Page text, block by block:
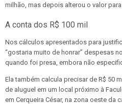
milhão, mas depois alterou o valor para
A conta dos R$ 100 mil
Nos cálculos apresentados para
“gostaria muito de honrar” despesas
quando foi presa, embora não
Ela também calcula precisar de R$ 50
de aluguel em um local próximo à
em Cerqueira César, na zona oeste da